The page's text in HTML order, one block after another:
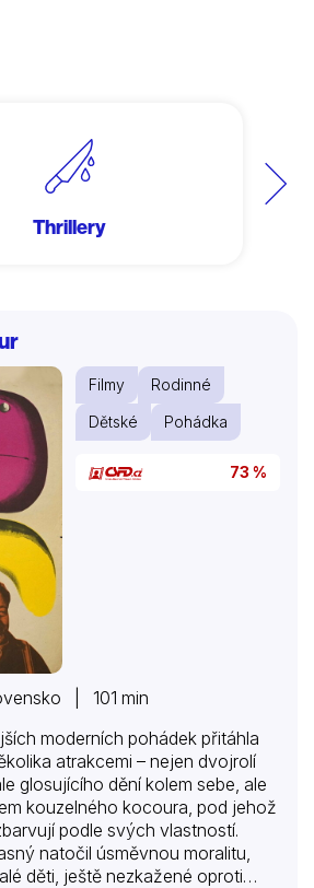
Další
Thrillery
Filmy
Rodinné
Dětské
Pohádka
73 %
| 101 min
moderních pohádek přitáhla
atrakcemi – nejen dvojrolí
glosujícího dění kolem sebe, ale
kouzelného kocoura, pod jehož
podle svých vlastností.
natočil úsměvnou moralitu,
děti, ještě nezkažené oproti